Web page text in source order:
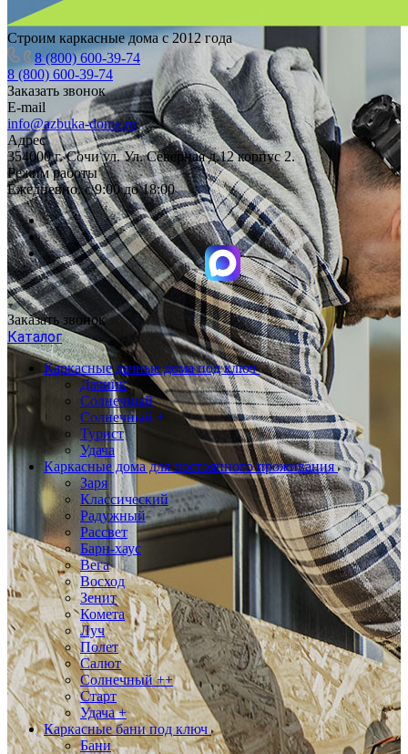
Строим каркасные дома с 2012 года
8 (800) 600-39-74
8 (800) 600-39-74
Заказать звонок
E-mail
info@azbuka-doma.ru
Адрес
354000 г. Сочи ул. Ул. Северная д.12 корпус 2.
Режим работы
Ежедневно: с 9:00 до 18:00
Заказать звонок
Каталог
Каркасные дачные дома под ключ
Дачник
Солнечный
Солнечный +
Турист
Удача
Каркасные дома для постоянного проживания
Заря
Классический
Радужный
Рассвет
Барн-хаус
Вега
Восход
Зенит
Комета
Луч
Полет
Салют
Солнечный ++
Старт
Удача +
Каркасные бани под ключ
Бани